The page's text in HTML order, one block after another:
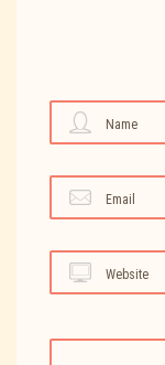
Name
Email
Website